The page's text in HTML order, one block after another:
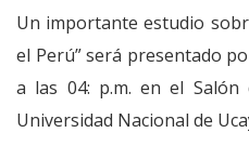
Un importante estudio
el Perú” será presentado
a las 04: p.m. en el
Universidad Nacional de